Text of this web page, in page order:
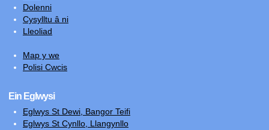
Dolenni
Cysylltu â ni
Lleoliad
Map y we
Polisi Cwcis
Ein Eglwysi
Eglwys St Dewi, Bangor Teifi
Eglwys St Cynllo, Llangynllo